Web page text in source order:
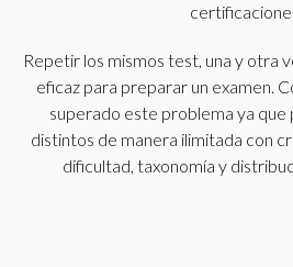
Repetir los mismos test, una y otra
eficaz para preparar un examen.
superado este problema ya
distintos de manera ilimitada con
dificultad, taxonomía y